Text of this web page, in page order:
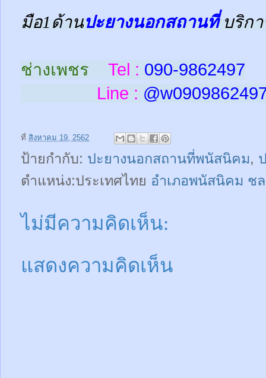
มือ1ด้านปะยางนอกสถานที่ บริก
ช่างเพชร Tel : 090-9862497
Line : @w
ที่ สิงหาคม 19, 2562
ป้ายกำกับ: ปะยางนอกสถานที่พนัสนิคม,
ตำแหน่ง:ประเทศไทย อำเภอพนัสนิคม ช
ไม่มีความคิดเห็น:
แสดงความคิดเห็น